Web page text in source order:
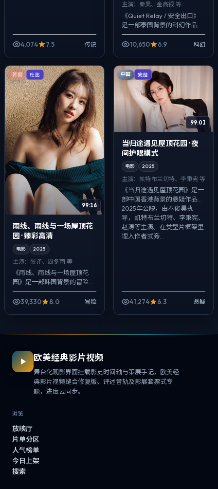
4,074 7.5 传记
主演： 秦昊、金高银 等
《Quiet Relay / 安全出口》
是一部泰国背景的科幻作品，
2025年公映，由王家卫执
导，秦昊、金高银、周迅等主
10,650 6.9 科幻
韩国 杜比
99:16
雨线、雨线与一场屋顶花
园 · 臻彩高清
电影 2025
主演： 张译、周冬雨 等
《雨线、雨线与一场屋顶花
园》是一部韩国背景的冒险作
品，2025年公映，由刁亦男
执导，张译、周冬雨、孔刘等
39,330 8.0 冒险
中国 完结
99:01
当归途遇见屋顶花园 · 夜
间护眼模式
电影 2025
主演： 凯特·布兰切特、李秉宪 等
《当归途遇见屋顶花园》是一
部中国香港背景的悬疑作品，
2025年公映，由奉俊昊执
导，凯特·布兰切特、李秉宪、
赵涛等主演。在类型片框架里
埋入作者式旁...
41,274 6.3 悬疑
欧美经典影片视频
舞台化观影界面挂载影史时间轴与策展手记，欧美经
典影片视频缝合修复版、评述音轨及影展套票式专
题，进度云同步。
浏览
放映厅
片单分区
人气榜单
今日上架
搜索